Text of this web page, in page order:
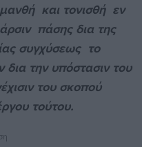
και τονισθή εν
πάσης δια της
συγχύσεως το
την υπόστασιν του
του σκοπού
τούτου.